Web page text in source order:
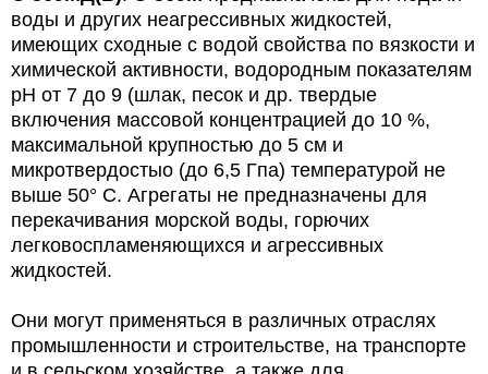
воды и других неагрессивных жидкостей,
имеющих сходные с водой свойства по вязкости и
химической активности, водородным показателям
pH от 7 до 9 (шлак, песок и др. твердые
включения массовой концентрацией до 10 %,
максимальной крупностью до 5 см и
микротвердостыо (до 6,5 Гпа) температурой не
выше 50° С. Агрегаты не предназначены для
перекачивания морской воды, горючих
легковоспламеняющихся и агрессивных
жидкостей.
Они могут применяться в различных отраслях
промышленности и строительстве, на транспорте